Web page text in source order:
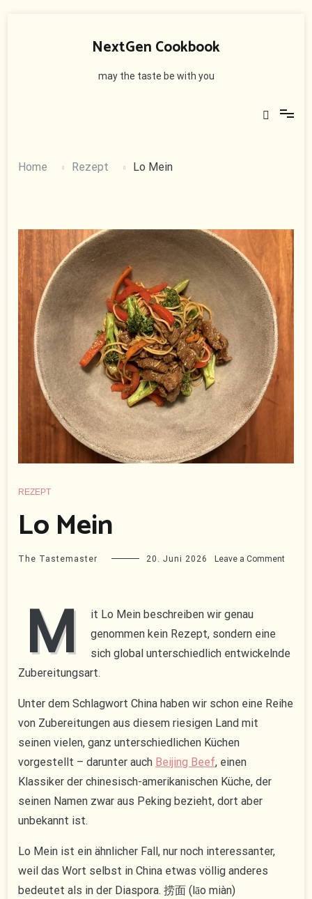
NextGen Cookbook
may the taste be with you
Home Rezept Lo Mein
REZEPT
Lo Mein
The Tastemaster 20. Juni 2026 Leave a Commenton
M
it Lo Mein beschreiben wir genau
genommen kein Rezept, sondern eine
sich global unterschiedlich entwickelnde
Zubereitungsart.
Unter dem Schlagwort China haben wir schon eine Reihe
von Zubereitungen aus diesem riesigen Land mit
seinen vielen, ganz unterschiedlichen Küchen
vorgestellt – darunter auch Beijing Beef, einen
Klassiker der chinesisch-amerikanischen Küche, der
seinen Namen zwar aus Peking bezieht, dort aber
unbekannt ist.
Lo Mein ist ein ähnlicher Fall, nur noch interessanter,
weil das Wort selbst in China etwas völlig anderes
bedeutet als in der Diaspora. 捞面 (lāo miàn)